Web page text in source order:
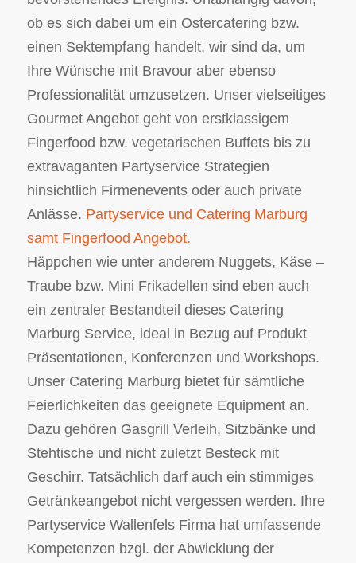
ob es sich dabei um ein Ostercatering bzw.
einen Sektempfang handelt, wir sind da, um
Ihre Wünsche mit Bravour aber ebenso
Professionalität umzusetzen. Unser vielseitiges
Gourmet Angebot geht von erstklassigem
Fingerfood bzw. vegetarischen Buffets bis zu
extravaganten Partyservice Strategien
hinsichtlich Firmenevents oder auch private
Anlässe. Partyservice und Catering Marburg
samt Fingerfood Angebot.
Häppchen wie unter anderem Nuggets, Käse –
Traube bzw. Mini Frikadellen sind eben auch
ein zentraler Bestandteil dieses Catering
Marburg Service, ideal in Bezug auf Produkt
Präsentationen, Konferenzen und Workshops.
Unser Catering Marburg bietet für sämtliche
Feierlichkeiten das geeignete Equipment an.
Dazu gehören Gasgrill Verleih, Sitzbänke und
Stehtische und nicht zuletzt Besteck mit
Geschirr. Tatsächlich darf auch ein stimmiges
Getränkeangebot nicht vergessen werden. Ihre
Partyservice Wallenfels Firma hat umfassende
Kompetenzen bzgl. der Abwicklung der